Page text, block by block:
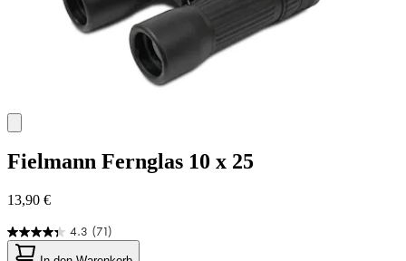
Fielmann Fernglas 10 x 25
13,90 €
4.3 (71)
4.3
von